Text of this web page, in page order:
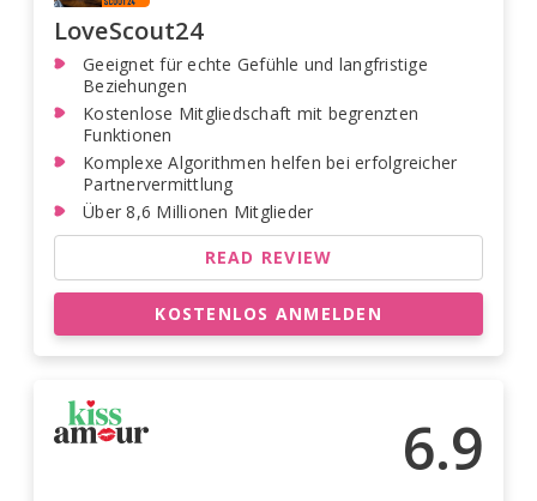
LoveScout24
Geeignet für echte Gefühle und langfristige
Beziehungen
Kostenlose Mitgliedschaft mit begrenzten
Funktionen
Komplexe Algorithmen helfen bei erfolgreicher
Partnervermittlung
Über 8,6 Millionen Mitglieder
READ REVIEW
KOSTENLOS ANMELDEN
6.9